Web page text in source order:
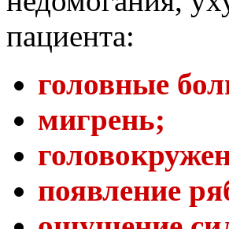
пациента:
головные
мигрень;
появление